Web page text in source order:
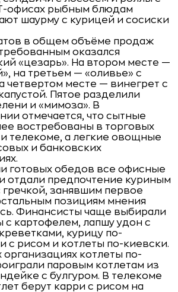
офисах рыбным блюдам
шаурму с курицей и сосиски
в общем объёме продаж
оказался
«цезарь». На втором месте —
на третьем — «оливье» с
четвертом месте — винегрет с
Пятое разделили
и «мимоза». В
отмечается, что сытные
востребованы в торговых
телекоме, а легкие овощные
и банковских
готовых обедов все офисные
отдали предпочтение куриным
гречкой, занявшим первое
позициям мнения
Финансисты чаще выбирали
картофелем, лапшу удон с
курицу по-
с рисом и котлеты по-киевски.
организациях котлеты по-
паровым котлетам из
с булгуром. В телекоме
берут карри с рисом на